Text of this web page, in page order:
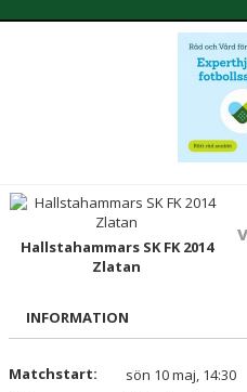
KONTAKT
INTRESSEANMÄLAN
Hallstahammars SK FK 2014
Zlatan
INFORMATION
Matchstart:
sön 10 maj, 14:30